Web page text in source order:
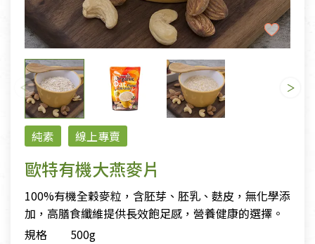
純素 線上專賣
歐特有機大燕麥片
100%有機全穀麥粒，含胚芽、胚乳、麩皮，無化學添
加，高膳食纖維提供長效飽足感，營養健康的選擇。
規格
500g